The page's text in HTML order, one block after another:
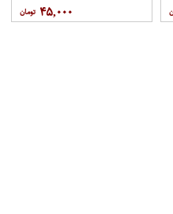
۴۵,۰۰۰